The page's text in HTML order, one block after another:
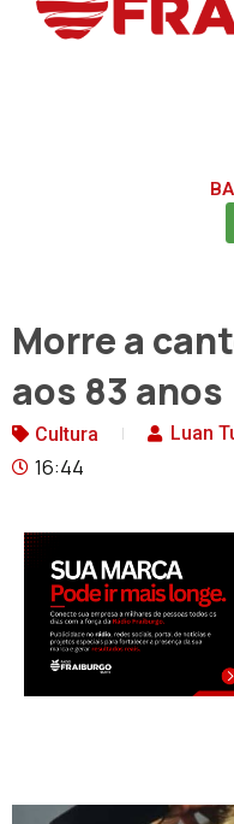
Morre a
aos 83 anos
Cultura Luan
16:44